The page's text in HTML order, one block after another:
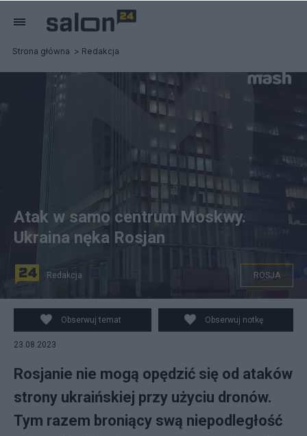
Strona główna Redakcja
Atak w samo centrum Moskwy.
Ukraina nęka Rosjan
Redakcja ROSJA
Obserwuj temat Obserwuj notkę
23.08.2023
Rosjanie nie mogą opędzić się od ataków
strony ukraińskiej przy użyciu dronów.
Tym razem broniący swą niepodległość